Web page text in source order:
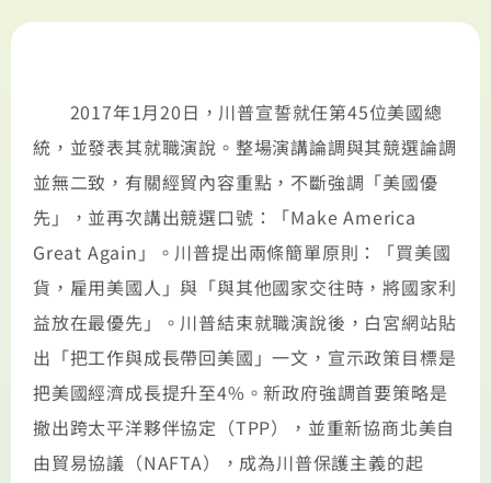
2017年1月20日，川普宣誓就任第45位美國總
統，並發表其就職演說。整場演講論調與其競選論調
並無二致，有關經貿內容重點，不斷強調「美國優
先」，並再次講出競選口號：「Make America
Great Again」。川普提出兩條簡單原則：「買美國
貨，雇用美國人」與「與其他國家交往時，將國家利
益放在最優先」。川普結束就職演說後，白宮網站貼
出「把工作與成長帶回美國」一文，宣示政策目標是
把美國經濟成長提升至4%。新政府強調首要策略是
撤出跨太平洋夥伴協定（TPP），並重新協商北美自
由貿易協議（NAFTA），成為川普保護主義的起